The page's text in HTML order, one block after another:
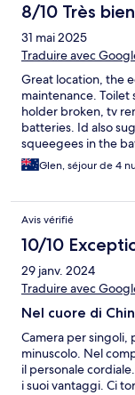
8/10 Très bien
31 mai 2025
Traduire avec
Great location, the
maintenance.
holder broken, tv
batteries. Id also
squeegees in the
room can attempt
shower. Room size
Glen, séjour de 4
Avis vérifié
10/10
29 janv. 2024
Traduire avec
Nel cuore di
Camera per singoli,
minuscolo. Nel
il personale
i suoi vantaggi. Ci